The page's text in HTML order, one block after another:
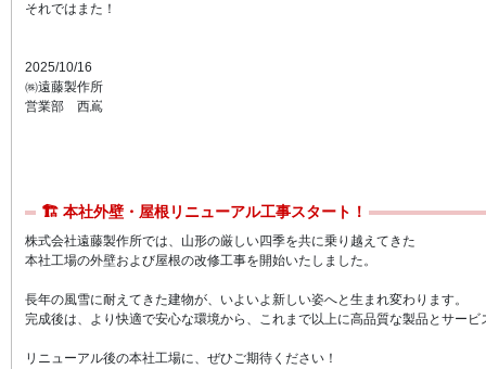
それではまた！
2025/10/16
㈱遠藤製作所
営業部 西嶌
🏗 本社外壁・屋根リニューアル工事スタート！
株式会社遠藤製作所では、山形の厳しい四季を共に乗り越えてきた
本社工場の外壁および屋根の改修工事を開始いたしました。
長年の風雪に耐えてきた建物が、いよいよ新しい姿へと生まれ変わります。
完成後は、より快適で安心な環境から、これまで以上に高品質な製品とサー
リニューアル後の本社工場に、ぜひご期待ください！